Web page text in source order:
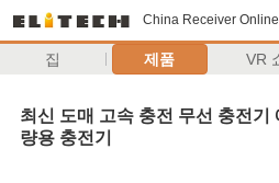
China Receiver
집 제품 VR
최신 도매 고속 충전 무선 충전기
량용 충전기